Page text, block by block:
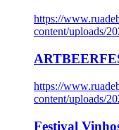
https://
content/uploads/
https://
content/uploads/
Festival